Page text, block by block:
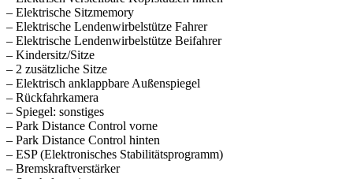
– Elektrische Sitzmemory
– Elektrische Lendenwirbelstütze Fahrer
– Elektrische Lendenwirbelstütze Beifahrer
– Kindersitz/Sitze
– 2 zusätzliche Sitze
– Elektrisch anklappbare Außenspiegel
– Rückfahrkamera
– Spiegel: sonstiges
– Park Distance Control vorne
– Park Distance Control hinten
– ESP (Elektronisches Stabilitätsprogramm)
– Bremskraftverstärker